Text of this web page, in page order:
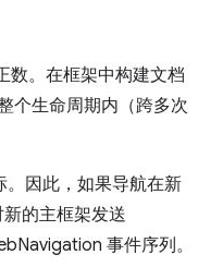
数。在框架中构建文档
个生命周期内（跨多次
因此，如果导航在新
的主框架发送
事件序列。